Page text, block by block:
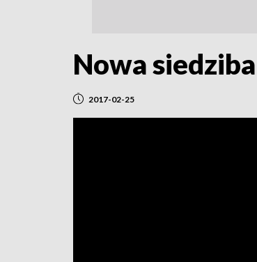
Nowa
2017-02-25